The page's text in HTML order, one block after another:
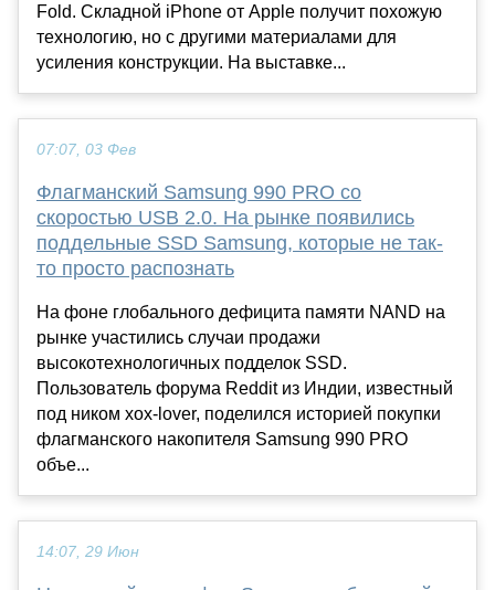
Fold. Складной iPhone от Apple получит похожую
технологию, но с другими материалами для
усиления конструкции. На выставке...
07:07, 03 Фев
Флагманский Samsung 990 PRO со
скоростью USB 2.0. На рынке появились
поддельные SSD Samsung, которые не так-
то просто распознать
На фоне глобального дефицита памяти NAND на
рынке участились случаи продажи
высокотехнологичных подделок SSD.
Пользователь форума Reddit из Индии, известный
под ником xox-lover, поделился историей покупки
флагманского накопителя Samsung 990 PRO
объе...
14:07, 29 Июн